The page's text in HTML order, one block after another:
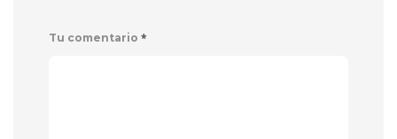
Tu comentario *